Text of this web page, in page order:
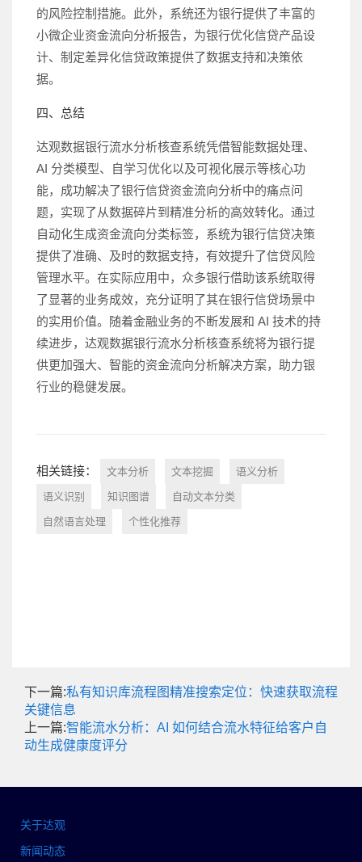
的风险控制措施。此外，系统还为银行提供了丰富的
小微企业资金流向分析报告，为银行优化信贷产品设
计、制定差异化信贷政策提供了数据支持和决策依
据。
四、总结
达观数据银行流水分析核查系统凭借智能数据处理、
AI 分类模型、自学习优化以及可视化展示等核心功
能，成功解决了银行信贷资金流向分析中的痛点问
题，实现了从数据碎片到精准分析的高效转化。通过
自动化生成资金流向分类标签，系统为银行信贷决策
提供了准确、及时的数据支持，有效提升了信贷风险
管理水平。在实际应用中，众多银行借助该系统取得
了显著的业务成效，充分证明了其在银行信贷场景中
的实用价值。随着金融业务的不断发展和 AI 技术的持
续进步，达观数据银行流水分析核查系统将为银行提
供更加强大、智能的资金流向分析解决方案，助力银
行业的稳健发展。
相关链接： 文本分析 文本挖掘 语义分析
语义识别 知识图谱 自动文本分类
自然语言处理 个性化推荐
下一篇:私有知识库流程图精准搜索定位：快速获取流程
关键信息
上一篇:智能流水分析：AI 如何结合流水特征给客户自
动生成健康度评分
关于达观
新闻动态